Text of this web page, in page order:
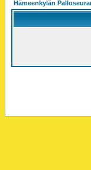
Hämeenkylän